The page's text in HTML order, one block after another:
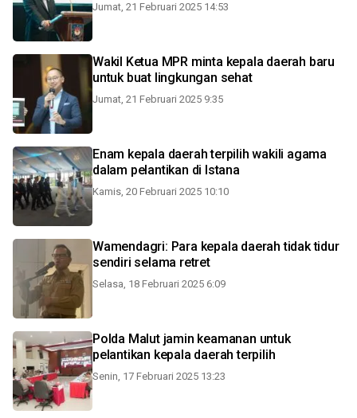
Jumat, 21 Februari 2025 14:53
Wakil Ketua MPR minta kepala daerah baru
untuk buat lingkungan sehat
Jumat, 21 Februari 2025 9:35
Enam kepala daerah terpilih wakili agama
dalam pelantikan di Istana
Kamis, 20 Februari 2025 10:10
Wamendagri: Para kepala daerah tidak tidur
sendiri selama retret
Selasa, 18 Februari 2025 6:09
Polda Malut jamin keamanan untuk
pelantikan kepala daerah terpilih
Senin, 17 Februari 2025 13:23